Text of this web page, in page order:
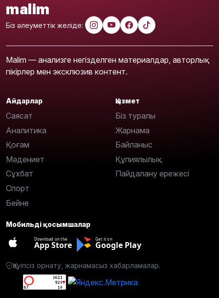
malim
Біз әлеуметтік желіде:
Malim — анализге негізделген материалдар, авторлық
пікірлер мен эксклюзив контент.
Айдарлар
Саясат
Аналитика
Қоғам
Мәдениет
Сұхбат
Спорт
Бейне
Қызмет
Біз туралы
Жарнама
Байланыс
Құпиялылық
Пайдалану ережесі
Мобильді қосымшалар
Download on the
App Store
Get it on
Google Play
Қауіпсіз орнату, жарнамасыз хабарламалар.